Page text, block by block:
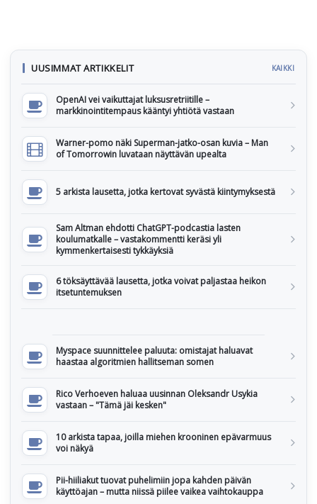
UUSIMMAT ARTIKKELIT KAIKKI
OpenAI vei vaikuttajat luksusretriitille –
markkinointitempaus kääntyi yhtiötä vastaan
Warner-pomo näki Superman-jatko-osan kuvia – Man
of Tomorrowin luvataan näyttävän upealta
5 arkista lausetta, jotka kertovat syvästä kiintymyksestä
Sam Altman ehdotti ChatGPT-podcastia lasten
koulumatkalle – vastakommentti keräsi yli
kymmenkertaisesti tykkäyksiä
6 töksäyttävää lausetta, jotka voivat paljastaa heikon
itsetuntemuksen
Myspace suunnittelee paluuta: omistajat haluavat
haastaa algoritmien hallitseman somen
Rico Verhoeven haluaa uusinnan Oleksandr Usykia
vastaan – "Tämä jäi kesken"
10 arkista tapaa, joilla miehen krooninen epävarmuus
voi näkyä
Pii-hiiliakut tuovat puhelimiin jopa kahden päivän
käyttöajan – mutta niissä piilee vaikea vaihtokauppa